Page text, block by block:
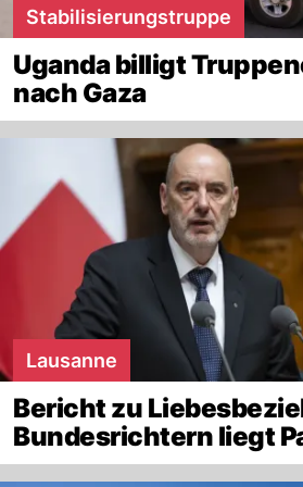
Stabilisierungstruppe
Uganda billigt
nach Gaza
Lausanne
Bericht zu
Bundesrichtern liegt